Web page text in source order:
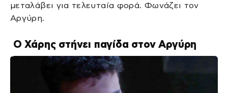
μεταλάβει για τελευταία φορά. Φωνάζει τον
Αργύρη.
Ο Χάρης στήνει παγίδα στον Αργύρη